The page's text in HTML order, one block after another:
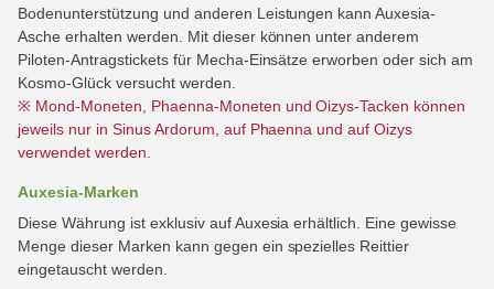
Bodenunterstützung und anderen Leistungen kann Auxesia-
Asche erhalten werden. Mit dieser können unter anderem
Piloten-Antragstickets für Mecha-Einsätze erworben oder sich am
Kosmo-Glück versucht werden.
※ Mond-Moneten, Phaenna-Moneten und Oizys-Tacken können
jeweils nur in Sinus Ardorum, auf Phaenna und auf Oizys
verwendet werden.
Auxesia-Marken
Diese Währung ist exklusiv auf Auxesia erhältlich. Eine gewisse
Menge dieser Marken kann gegen ein spezielles Reittier
eingetauscht werden.